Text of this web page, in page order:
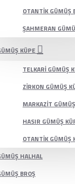
OTANTIK GÜMÜŞ
ŞAHMERAN
KÜPE
TELKARI GÜMÜŞ
ZIRKON GÜMÜŞ
MARKAZIT
HASIR GÜMÜŞ
OTANTIK GÜMÜŞ
HALHAL
BROŞ